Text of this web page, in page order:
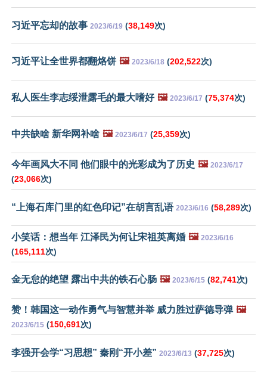
习近平忘却的故事 2023/6/19 (38,149次)
习近平让全世界都翻烙饼 🖼️ 2023/6/18 (202,522次)
私人医生李志绥泄露毛的最大嗜好 🖼️ 2023/6/17 (75,374次)
中共缺啥 新华网补啥 🖼️ 2023/6/17 (25,359次)
今年画风大不同 他们眼中的光彩成为了历史 🖼️ 2023/6/17
(23,066次)
“上海石库门里的红色印记”在胡言乱语 2023/6/16 (58,289次)
小笑话：想当年 江泽民为何让宋祖英离婚 🖼️ 2023/6/16
(165,111次)
金无怠的绝望 露出中共的铁石心肠 🖼️ 2023/6/15 (82,741次)
赞！韩国这一动作勇气与智慧并举 威力胜过萨德导弹 🖼️
2023/6/15 (150,691次)
李强开会学“习思想” 秦刚“开小差” 2023/6/13 (37,725次)